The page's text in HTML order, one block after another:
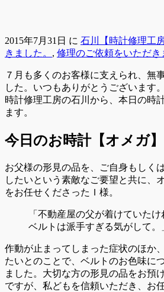
2015年7月31日 に 石川【時計修理工房
きました。 , 修理のご依頼をいただき
７月も多くのお客様に支えられ、無
した。いつもありがとうございます。
時計修理工房の石川から、本日の時
ます。
今日のお時計【オメガ】
お父様の形見の品を、ご自身もしく
したいという素敵なご要望と共に、
をお任せくださったＩ様。
「不動産屋の父が着けていた
ベルトは派手すぎる気がして。
作動が止まってしまった症状のほか
たいとのことで、ベルトのお色味に
ました。大切な方の形見の品をお預
ですが、私どもを信頼いただき、お